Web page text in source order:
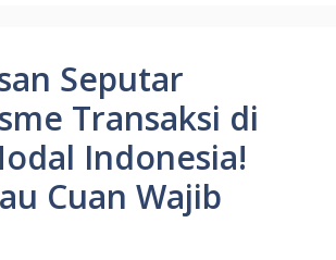
Seputar
Transaksi di
Indonesia!
Cuan Wajib